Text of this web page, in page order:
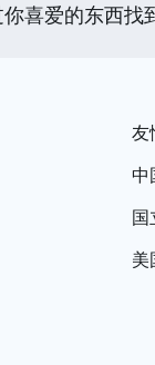
喜爱的东西找
友
中
国
美